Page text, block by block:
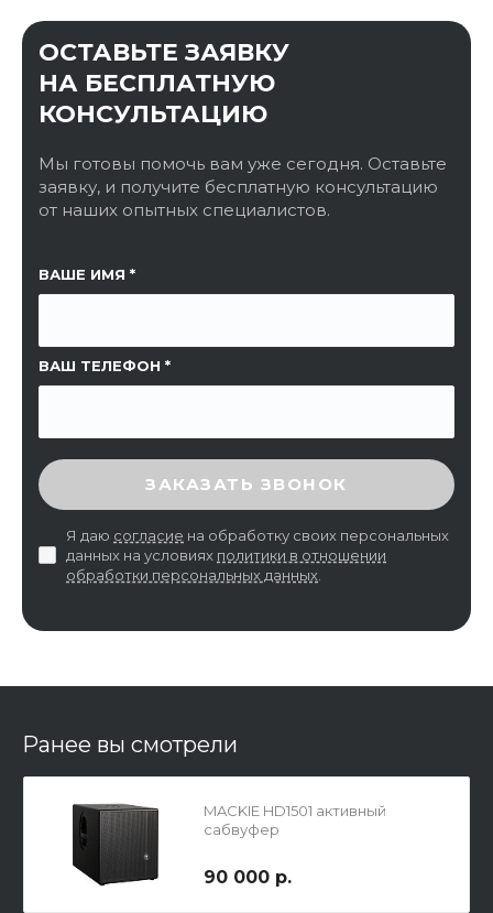
ОСТАВЬТЕ ЗАЯВКУ
НА БЕСПЛАТНУЮ
КОНСУЛЬТАЦИЮ
Мы готовы помочь вам уже сегодня. Оставьте
заявку, и получите бесплатную консультацию
от наших опытных специалистов.
ВАШЕ ИМЯ
ВАШ ТЕЛЕФОН
ССЫЛКА НА СТРАНИЦУ
ВВЕДИТЕ ПРОВЕРОЧНЫЙ КОД
ЗАКАЗАТЬ ЗВОНОК
Я даю согласие на обработку своих персональных
данных на условиях политики в отношении
обработки персональных данных
Ранее вы смотрели
MACKIE HD1501 активный
сабвуфер
90 000 р.